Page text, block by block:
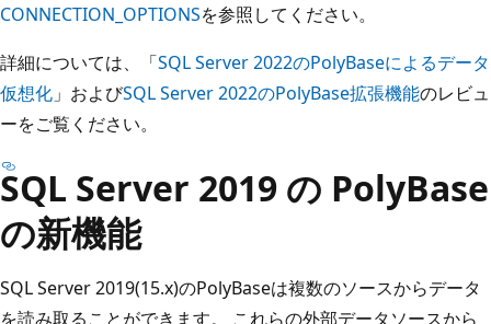
CONNECTION_OPTIONSを参照してください。
詳細については、「SQL Server 2022のPolyBaseによるデータ
仮想化 」およびSQL Server 2022のPolyBase拡張機能のレビュ
ーをご覧ください。
SQL Server 2019 の PolyBase
の新機能
SQL Server 2019(15.x)のPolyBaseは複数のソースからデータ
を読み取ることができます。 これらの外部データソースから